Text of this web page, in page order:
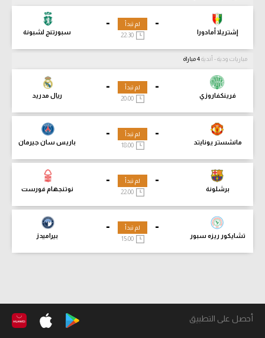
-
إشتريلا أمادورا
-
سبورتنج لشبونة
لم تبدأ
مباريات ودية - أندية
-
فرينكفاروزي
-
ريال مدريد
لم تبدأ
-
مانشستر يونايتد
-
باريس سان جيرمان
لم تبدأ
18:00
-
برشلونة
-
نوتنجهام فورست
لم تبدأ
-
تشايكور ريزه سبور
-
بيراميدز
لم تبدأ
15:00
أحصل على التطبيق